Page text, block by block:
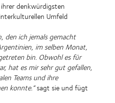
denkwürdigsten
Umfeld
den ich jemals gemacht
im selben Monat,
bin. Obwohl es für
hat es mir sehr gut gefallen,
Teams und ihre
konnte.“sagt sie und fügt